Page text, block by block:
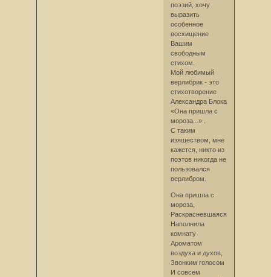
поэзий, хочу
выразить
особенное
восхищение
Вашим
свободным
стихом.
Мой любимый
верлибрик - это
стихотворение
Александра Блока
«Она пришла с
мороза...» .
С таким
изяществом, мне
кажется, никто из
поэтов никогда не
пользовался
верлибром.
Она пришла с
мороза,
Раскрасневшаяся,
Наполнила
комнату
Ароматом
воздуха и духов,
Звонким голосом
И совсем